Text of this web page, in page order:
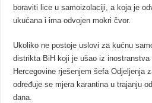
boraviti lice u samoizolaciji, a koja je
ukućana i ima odvojen mokri čvor.
Ukoliko ne postoje uslovi za kućnu
distrikta BiH koji je ušao iz inostranstva
Hercegovine rješenjem šefa Odjeljenja
određuje se mjera karantina u trajanju
dana.